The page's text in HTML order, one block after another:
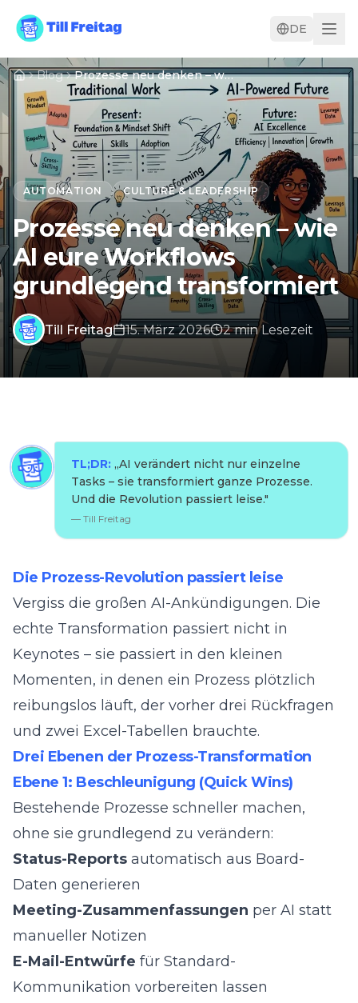
DE
Blog Prozesse neu denken – wie AI eure Workflows grundlegend transformiert
AUTOMATION CULTURE & LEADERSHIP
Prozesse neu denken – wie
AI eure Workflows
grundlegend transformiert
Till Freitag 15. März 2026 2minLesezeit
TL;DR: „AI verändert nicht nur einzelne
Tasks – sie transformiert ganze Prozesse.
Und die Revolution passiert leise."
— Till Freitag
Die Prozess-Revolution passiert leise
Vergiss die großen AI-Ankündigungen. Die
echte Transformation passiert nicht in
Keynotes – sie passiert in den kleinen
Momenten, in denen ein Prozess plötzlich
reibungslos läuft, der vorher drei Rückfragen
und zwei Excel-Tabellen brauchte.
Drei Ebenen der Prozess-Transformation
Ebene 1: Beschleunigung (Quick Wins)
Bestehende Prozesse schneller machen,
ohne sie grundlegend zu verändern:
Status-Reports automatisch aus Board-
Daten generieren
Meeting-Zusammenfassungen per AI statt
manueller Notizen
E-Mail-Entwürfe für Standard-
Kommunikation vorbereiten lassen